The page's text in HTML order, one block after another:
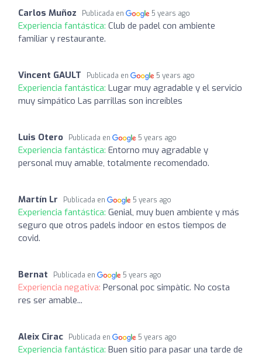
Carlos Muñoz Publicada en 5 years ago
Experiencia fantástica: Club de padel con ambiente
familiar y restaurante.
Vincent GAULT Publicada en 5 years ago
Experiencia fantástica: Lugar muy agradable y el servicio
muy simpático Las parrillas son increíbles
Luis Otero Publicada en 5 years ago
Experiencia fantástica: Entorno muy agradable y
personal muy amable, totalmente recomendado.
Martín Lr Publicada en 5 years ago
Experiencia fantástica: Genial, muy buen ambiente y más
seguro que otros padels indoor en estos tiempos de
covid.
Bernat Publicada en 5 years ago
Experiencia negativa: Personal poc simpàtic. No costa
res ser amable...
Aleix Cirac Publicada en 5 years ago
Experiencia fantástica: Buen sitio para pasar una tarde de